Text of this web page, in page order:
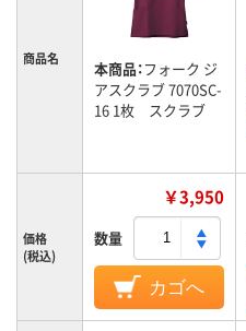
商品名 本商品：フォーク ジ
アスクラブ 7070SC-
16 1枚 スクラブ
価格
(税込)
￥3,950
数量
カゴへ